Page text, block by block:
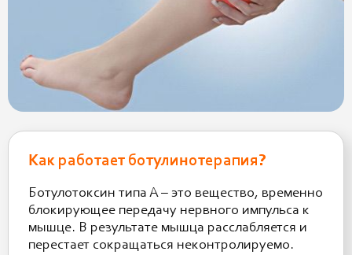
Как работает ботулинотерапия?
Ботулотоксин типа А – это вещество, временно
блокирующее передачу нервного импульса к
мышце. В результате мышца расслабляется и
перестает сокращаться неконтролируемо.